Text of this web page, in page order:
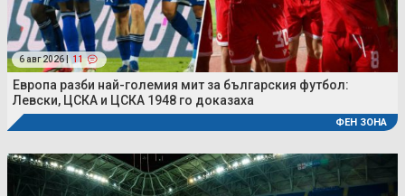
6 авг 2026 | 11
Европа разби най-големия мит за българския футбол:
Левски, ЦСКА и ЦСКА 1948 го доказаха
ФЕН ЗОНА